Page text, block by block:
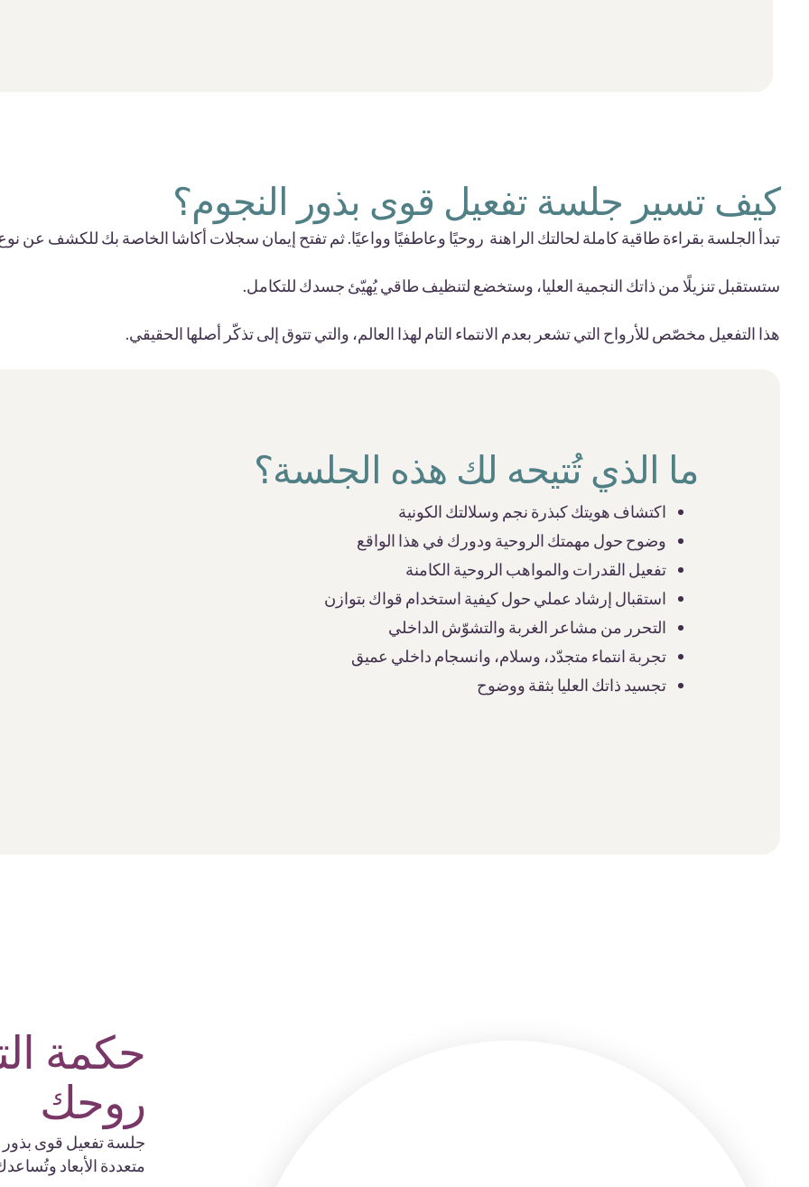
كيف تسير جلسة تفعيل قوى بذور النجوم؟
تبدأ الجلسة بقراءة طاقية كاملة لحالتك الراهنة روحيًا وعاطفيًا وواعيًا. ثم تفتح إيمان سجلات أكاشا الخاصة بك للكشف عن نوع
ستستقبل تنزيلًا من ذاتك النجمية العليا، وستخضع لتنظيف طاقي يُهيّئ جسدك للتكامل.
هذا التفعيل مخصّص للأرواح التي تشعر بعدم الانتماء التام لهذا العالم، والتي تتوق إلى تذكّر أصلها الحقيقي.
ما الذي تُتيحه لك هذه الجلسة؟
اكتشاف هويتك كبذرة نجم وسلالتك الكونية
وضوح حول مهمتك الروحية ودورك في هذا الواقع
تفعيل القدرات والمواهب الروحية الكامنة
استقبال إرشاد عملي حول كيفية استخدام قواك بتوازن
التحرر من مشاعر الغربة والتشوّش الداخلي
تجربة انتماء متجدّد، وسلام، وانسجام داخلي عميق
تجسيد ذاتك العليا بثقة ووضوح
حكمة
روحك
جلسة تفعيل قوى
متعددة الأبعاد